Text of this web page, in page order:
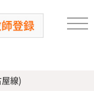
線)